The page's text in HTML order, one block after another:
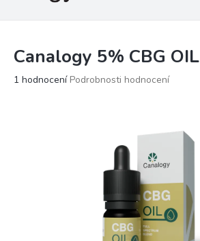
Canalogy 5% CBG OIL
Průměrné
1 hodnocení Podrobnosti hodnocení